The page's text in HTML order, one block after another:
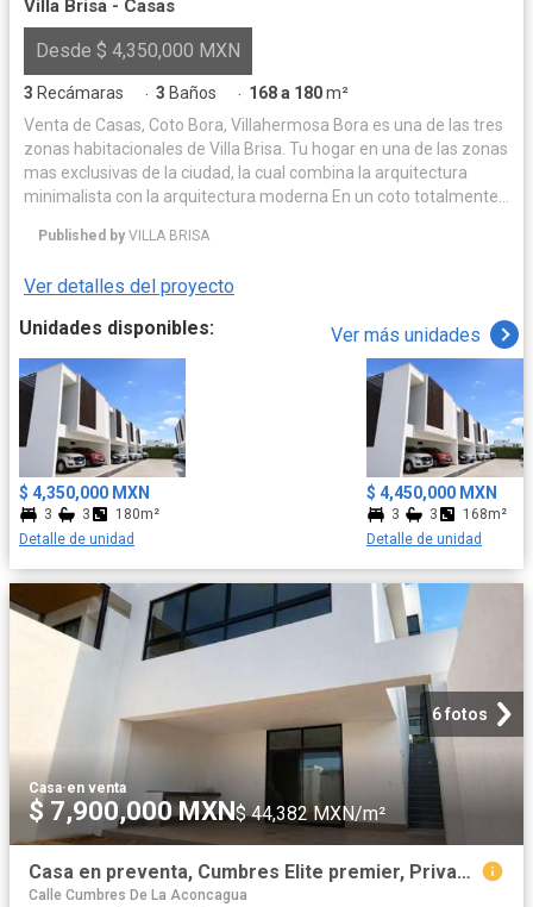
Villa Brisa - Casas
Desde $ 4,350,000 MXN
3 Recámaras · 3 Baños · 168 a 180m²
Venta de Casas, Coto Bora, Villahermosa Bora es una de las tres
zonas habitacionales de Villa Brisa. Tu hogar en una de las zonas
mas exclusivas de la ciudad, la cual combina la arquitectura
minimalista con la arquitectura moderna En un coto totalmente
servicios ocultos. PLANTA BAJA: 2 Cajones de estacionamiento
de visitas Área de lavado Jardín sin techar Sisterna con 3000L de
agua PLANTA ALTA: Recamara principal con walking closet y
baño completo Dos recamaras secundarias, cada una con closet
y baño. CASA CLUB Estacionamiento para visitantes y
residentes. Salón de usos múltiples. Sanitarios con regaderas
mujer y hombre. Terraza lounge. Cancha de paddle. ½ Cancha de
basquetbol Piscina familiar. Chapoteadero ZONAS SOCIALES.
Vegetación ambiental. Parque infantil. Gimnasio. Zona de
mascotas ¡Un lugar íntimo, moderno y acogedor, ideal para
convivir con familias como la tuya.!
Published by VILLA BRISA
Ver detalles del proyecto
Unidades disponibles:
Ver más unidades
$ 4,350,000 MXN
3 3
180m²
Detalle de unidad
$ 4,450,000 MXN
3 3
168m²
Detalle de unidad
6 fotos
Casa·en venta
$ 7,900,000 MXN$ 44,382 MXN/m²
Casa en preventa, Cumbres Elite premier, Privada Andes
Calle Cumbres De La Aconcagua